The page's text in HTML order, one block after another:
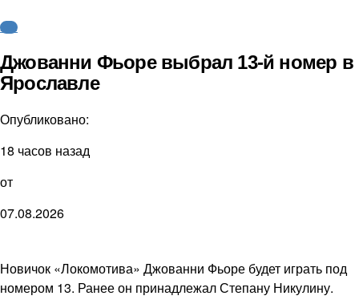
КХЛ
Джованни Фьоре выбрал 13-й номер в
Ярославле
Опубликовано:
18 часов назад
от
07.08.2026
Новичок «Локомотива» Джованни Фьоре будет играть под
номером 13. Ранее он принадлежал Степану Никулину.